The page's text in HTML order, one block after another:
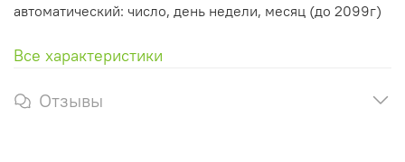
автоматический: число, день недели, месяц (до 2099г)
Все характеристики
Отзывы